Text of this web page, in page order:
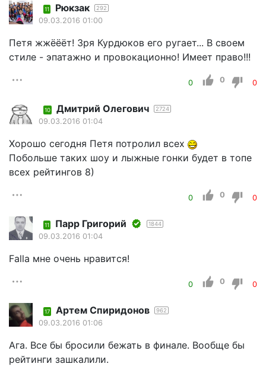
11 Рюкзак 292
09.03.2016 01:00
Петя жжёёёт! Зря Курдюков его ругает... В своем
стиле - эпатажно и провокационно! Имеет право!!!
0 0 0
10 Дмитрий Олегович 2724
09.03.2016 01:04
Хорошо сегодня Петя потролил всех
Побольше таких шоу и лыжные гонки будет в топе
всех рейтингов 8)
0 0 0
11 Парр Григорий 1844
09.03.2016 01:04
Falla мне очень нравится!
0 0 0
17 Артем Спиридонов 962
09.03.2016 01:06
Ага. Все бы бросили бежать в финале. Вообще бы
рейтинги зашкалили.